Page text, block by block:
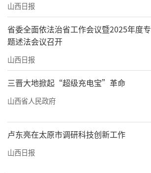
山西日报
省委全面依法治省工作会议暨2025年度专
题述法会议召开
山西日报
三晋大地掀起“超级充电宝”革命
山西省人民政府
卢东亮在太原市调研科技创新工作
山西日报